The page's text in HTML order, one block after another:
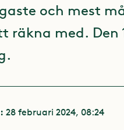
och mest
räkna med. Den
28 februari 2024, 08:24